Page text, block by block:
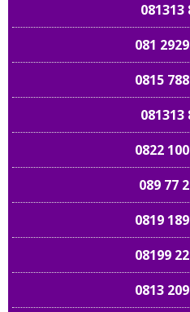
081313
081
0815
081313
0822
089 77
0819
08199
0813